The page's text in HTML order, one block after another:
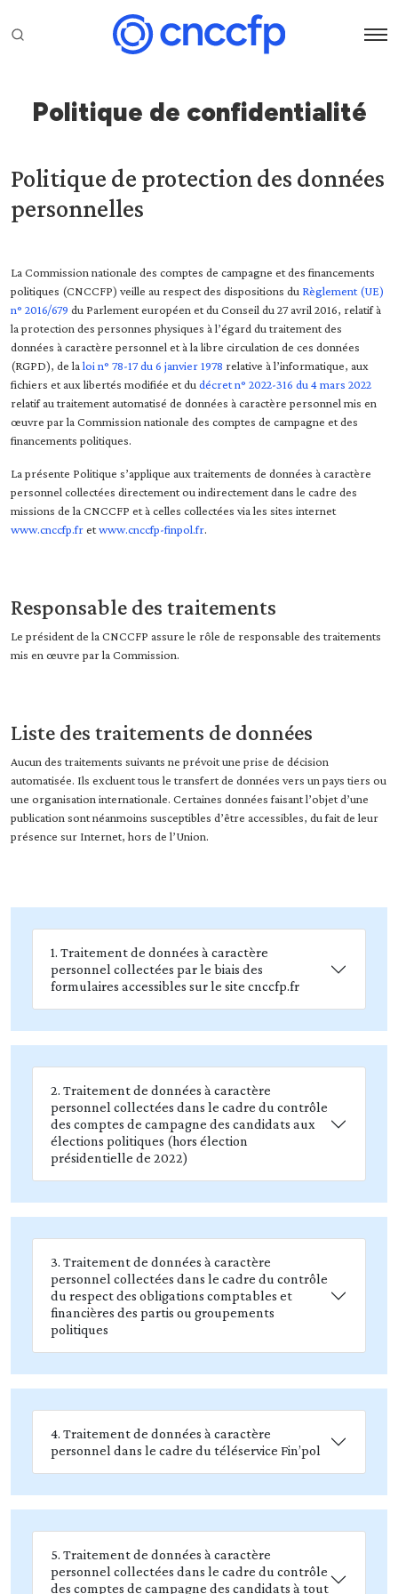
Politique de confidentialité
Politique de protection des données
personnelles
La Commission nationale des comptes de campagne et des financements
politiques (CNCCFP) veille au respect des dispositions du Règlement (UE)
n° 2016/679 du Parlement européen et du Conseil du 27 avril 2016, relatif à
la protection des personnes physiques à l’égard du traitement des
données à caractère personnel et à la libre circulation de ces données
(RGPD), de laloi n° 78-17 du 6 janvier 1978 relative à l’informatique, aux
fichiers et aux libertés modifiée et du décret n° 2022-316 du 4 mars 2022
relatif au traitement automatisé de données à caractère personnel mis en
œuvre par la Commission nationale des comptes de campagne et des
financements politiques.
La présente Politique s’applique aux traitements de données à caractère
personnel collectées directement ou indirectement dans le cadre des
missions de la CNCCFP et à celles collectées via les sites internet
www.cnccfp.fretwww.cnccfp-finpol.fr.
Responsable des traitements
Le président de la CNCCFP assure le rôle de responsable des traitements
mis en œuvre par la Commission.
Liste des traitements de données
Aucun des traitements suivants ne prévoit une prise de décision
automatisée. Ils excluent tous le transfert de données vers un pays tiers ou
une organisation internationale. Certaines données faisant l’objet d’une
publication sont néanmoins susceptibles d’être accessibles, du fait de leur
présence sur Internet, hors de l’Union.
1. Traitement de données à caractère
personnel collectées par le biais des
formulaires accessibles sur le site cnccfp.fr
2. Traitement de données à caractère
personnel collectées dans le cadre du contrôle
des comptes de campagne des candidats aux
élections politiques (hors élection
présidentielle de 2022)
3. Traitement de données à caractère
personnel collectées dans le cadre du contrôle
du respect des obligations comptables et
financières des partis ou groupements
politiques
4. Traitement de données à caractère
personnel dans le cadre du téléservice Fin’pol
5. Traitement de données à caractère
personnel collectées dans le cadre du contrôle
des comptes de campagne des candidats à tout